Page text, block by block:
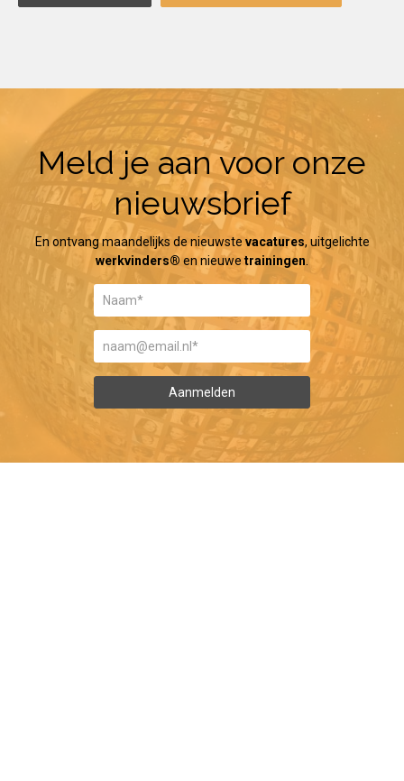
Meld je aan voor onze
nieuwsbrief
En ontvang maandelijks de nieuwste vacatures, uitgelichte
werkvinders® en nieuwetrainingen
Aanmelden